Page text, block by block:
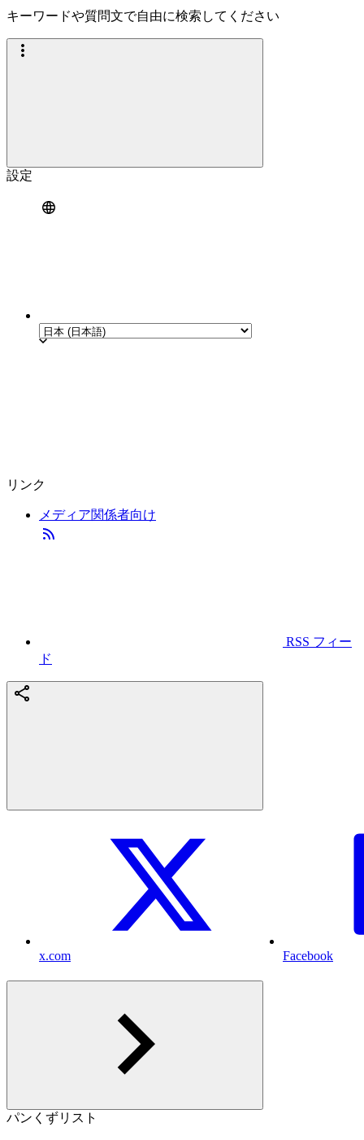
キーワードや質問文で自由に検索してください
設定
リンク
メディア関係者向け
RSS フィー
ド
x.com Facebook
パンくずリスト